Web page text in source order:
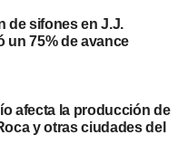
de sifones en J.J.
un 75% de avance
afecta la producción de
y otras ciudades del